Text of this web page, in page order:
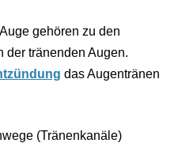
gehören zu den
der tränenden Augen.
das Augentränen
(Tränenkanäle)